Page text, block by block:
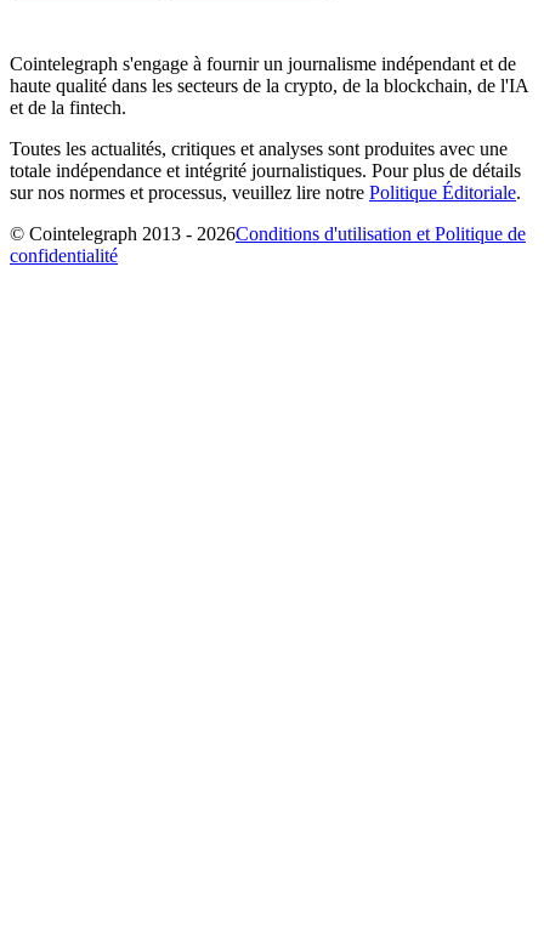
Cointelegraph s'engage à fournir un journalisme indépendant et de
haute qualité dans les secteurs de la crypto, de la blockchain, de l'IA
et de la fintech.
Toutes les actualités, critiques et analyses sont produites avec une
totale indépendance et intégrité journalistiques. Pour plus de détails
sur nos normes et processus, veuillez lire notre Politique Éditoriale.
© Cointelegraph 2013 - 2026Conditions d'utilisation et Politique de
confidentialité